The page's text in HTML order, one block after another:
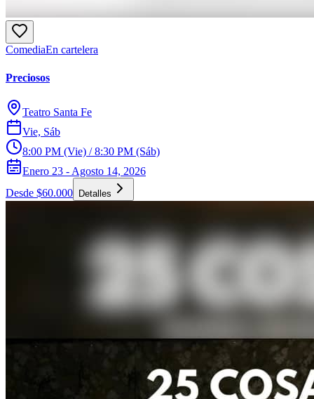
ComediaEn cartelera
Preciosos
Teatro Santa Fe
Vie, Sáb
8:00 PM (Vie) / 8:30 PM (Sáb)
Enero 23 - Agosto 14, 2026
Desde $60.000
Detalles